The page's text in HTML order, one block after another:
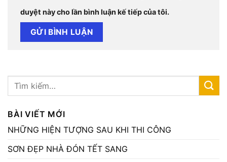
duyệt này cho lần bình luận kế tiếp của tôi.
BÀI VIẾT MỚI
NHỮNG HIỆN TƯỢNG SAU KHI THI CÔNG
SƠN ĐẸP NHÀ ĐÓN TẾT SANG